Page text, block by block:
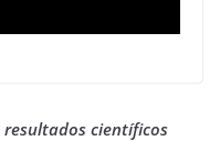
científicos